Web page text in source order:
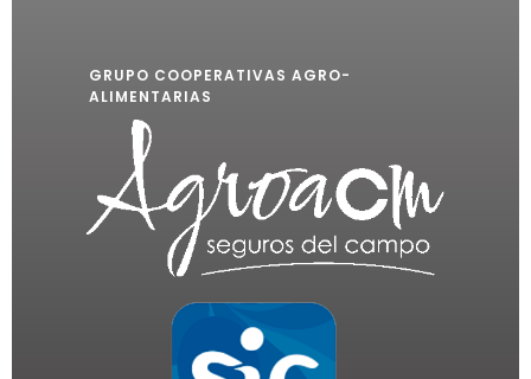
GRUPO COOPERATIVAS AGRO-
ALIMENTARIAS